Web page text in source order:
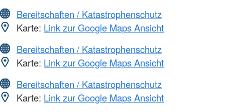
Bereitschaften / Katastrophenschutz
Karte: Link zur Google Maps Ansicht
Bereitschaften / Katastrophenschutz
Karte: Link zur Google Maps Ansicht
Bereitschaften / Katastrophenschutz
Karte: Link zur Google Maps Ansicht